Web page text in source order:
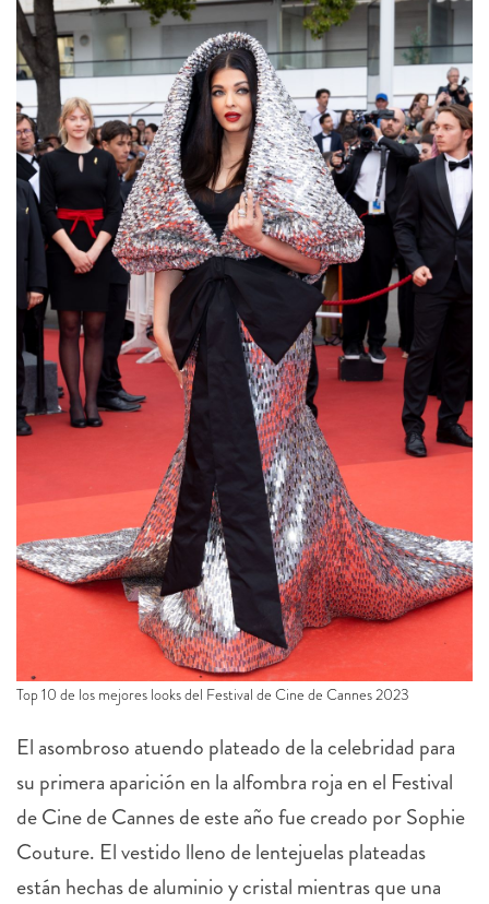
Top 10 de los mejores looks del Festival de Cine de Cannes 2023
El asombroso atuendo plateado de la celebridad para
su primera aparición en la alfombra roja en el Festival
de Cine de Cannes de este año fue creado por Sophie
Couture. El vestido lleno de lentejuelas plateadas
están hechas de aluminio y cristal mientras que una